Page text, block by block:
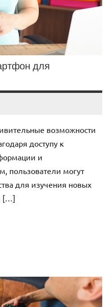
для
возможности
доступу к
и
пользователи могут
для изучения новых
[…]